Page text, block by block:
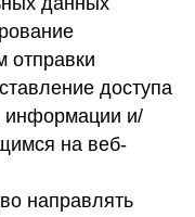
отправки
доступа
информации и/
на веб-
направлять